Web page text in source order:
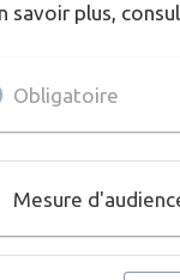
95
savoir plus,
Obligatoire
Mesure